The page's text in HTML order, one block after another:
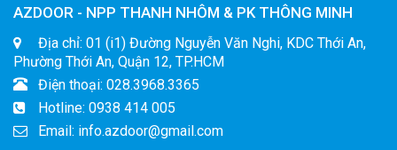
AZDOOR - NPP THANH NHÔM & PK THÔNG MINH
Địa chỉ: 01 (i1) Đường Nguyễn Văn Nghi, KDC Thới An,
Phường Thới An, Quận 12, TP.HCM
Điện thoại: 028.3968.3365
Hotline: 0938 414 005
Email: info.azdoor@gmail.com